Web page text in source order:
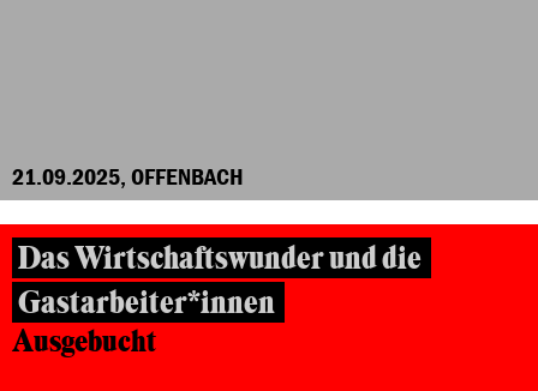
21.09.2025, OFFENBACH
Das Wirtschaftswunder und die
Gastarbeiter*innen
Ausgebucht